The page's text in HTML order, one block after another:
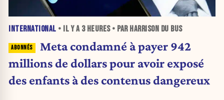
INTERNATIONAL • IL Y A 3 HEURES• PAR HARRISON DU BUS
Meta condamné à payer 942
millions de dollars pour avoir exposé
des enfants à des contenus dangereux